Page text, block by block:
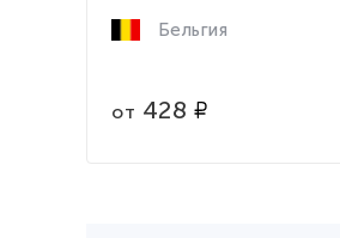
Бельгия
от 428